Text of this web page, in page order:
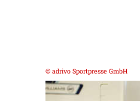
© adrivo Sportpresse GmbH